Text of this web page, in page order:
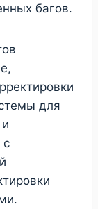
багов.
для
с